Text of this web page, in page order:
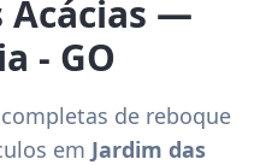
Acácias —
- GO
de reboque
em Jardim das